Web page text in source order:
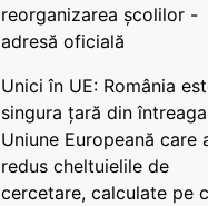
reorganizarea școlilor -
adresă oficială
Unici în UE: România
singura țară din întreaga
Uniune Europeană care
redus cheltuielile de
cercetare, calculate pe